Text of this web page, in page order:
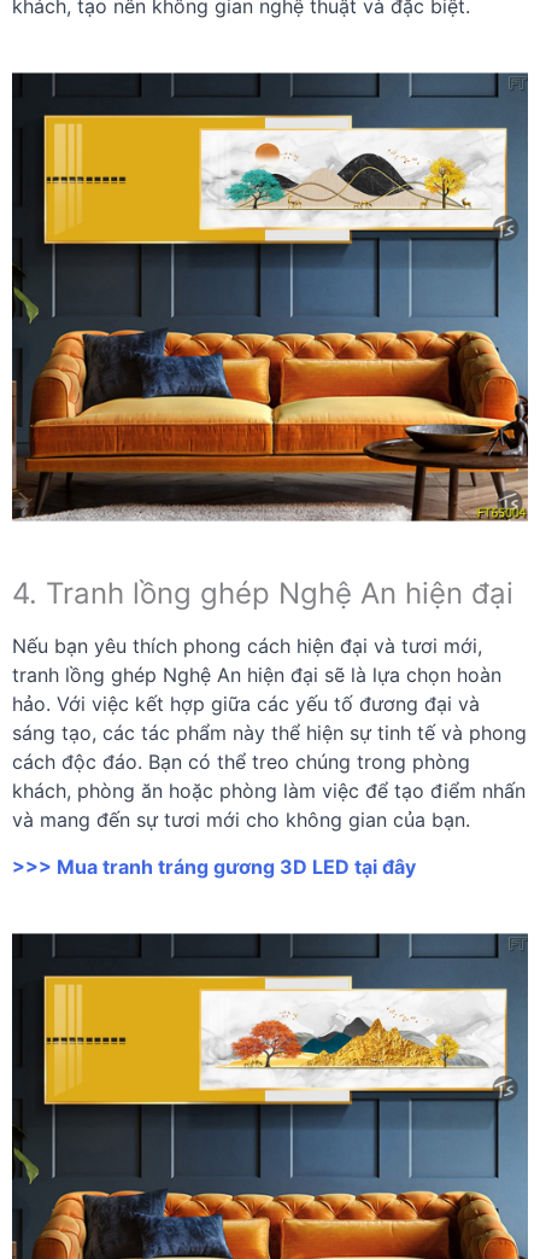
khách, tạo nên không gian nghệ thuật và đặc biệt.
4. Tranh lồng ghép Nghệ An hiện đại
Nếu bạn yêu thích phong cách hiện đại và tươi mới,
tranh lồng ghép Nghệ An hiện đại sẽ là lựa chọn hoàn
hảo. Với việc kết hợp giữa các yếu tố đương đại và
sáng tạo, các tác phẩm này thể hiện sự tinh tế và phong
cách độc đáo. Bạn có thể treo chúng trong phòng
khách, phòng ăn hoặc phòng làm việc để tạo điểm nhấn
và mang đến sự tươi mới cho không gian của bạn.
>>> Mua tranh tráng gương 3D LED tại đây